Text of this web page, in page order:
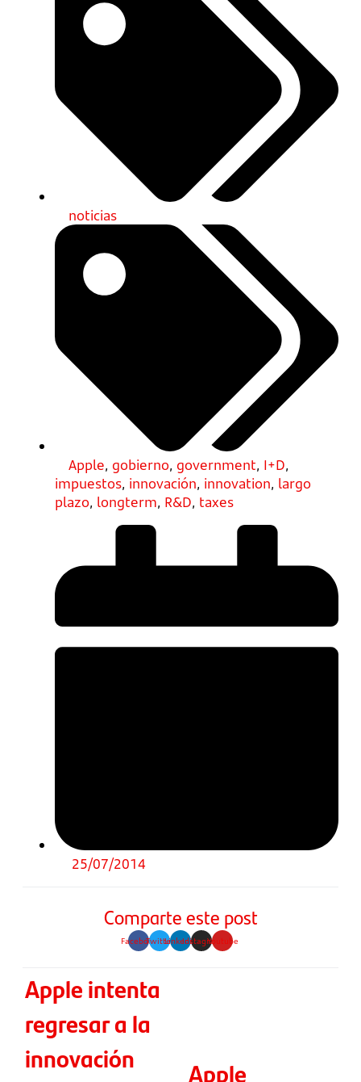
noticias
Apple, gobierno, government, I+D,
impuestos, innovación, innovation, largo
plazo, longterm, R&D, taxes
25/07/2014
Comparte este post
FacebookTwitterLinkedinInstagramYoutube
Apple intenta
regresar a la
innovación
Apple